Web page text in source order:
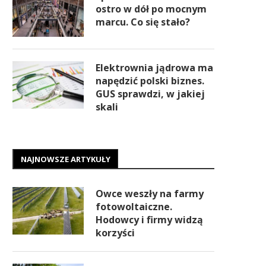
ostro w dół po mocnym
marcu. Co się stało?
Elektrownia jądrowa ma
napędzić polski biznes.
GUS sprawdzi, w jakiej
skali
NAJNOWSZE ARTYKUŁY
Owce weszły na farmy
fotowoltaiczne.
Hodowcy i firmy widzą
korzyści